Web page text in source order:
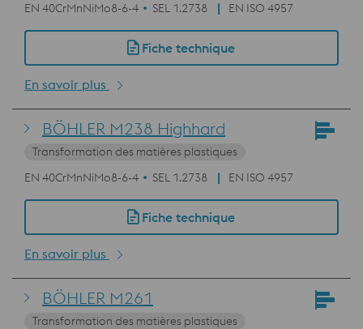
EN 40CrMnNiMo8-6-4
SEL 1.2738 EN ISO 4957
Fiche technique
En savoir plus
BÖHLER M238 Highhard
Transformation des matières plastiques
EN 40CrMnNiMo8-6-4
SEL 1.2738 EN ISO 4957
Fiche technique
En savoir plus
BÖHLER M261
Transformation des matières plastiques